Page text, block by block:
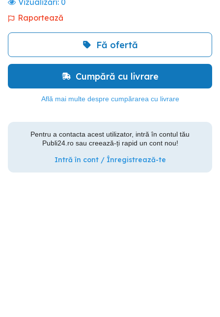
Vizualizări: 0
Raportează
Fă ofertă
Cumpără cu livrare
Află mai multe despre cumpărarea cu livrare
Pentru a contacta acest utilizator, intră în contul tău
Publi24.ro sau creează-ți rapid un cont nou!
Intră în cont / Înregistrează-te